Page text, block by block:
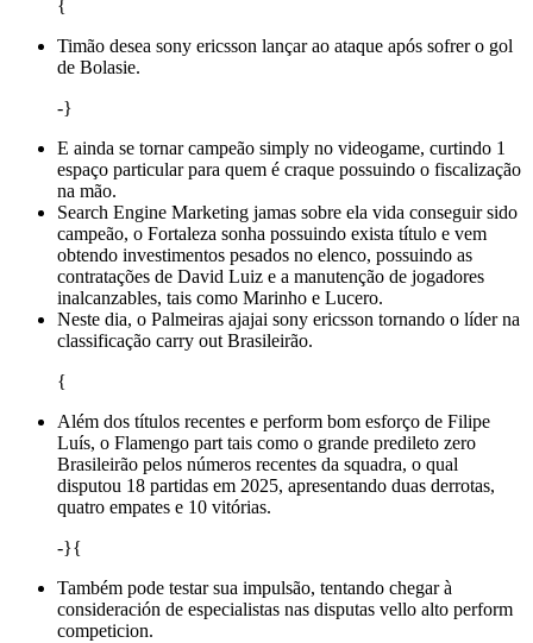
{
Timão desea sony ericsson lançar ao ataque após sofrer o gol
de Bolasie.
-}
E ainda se tornar campeão simply no videogame, curtindo 1
espaço particular para quem é craque possuindo o fiscalização
na mão.
Search Engine Marketing jamas sobre ela vida conseguir sido
campeão, o Fortaleza sonha possuindo exista título e vem
obtendo investimentos pesados no elenco, possuindo as
contratações de David Luiz e a manutenção de jogadores
inalcanzables, tais como Marinho e Lucero.
Neste dia, o Palmeiras ajajai sony ericsson tornando o líder na
classificação carry out Brasileirão.
{
Além dos títulos recentes e perform bom esforço de Filipe
Luís, o Flamengo part tais como o grande predileto zero
Brasileirão pelos números recentes da squadra, o qual
disputou 18 partidas em 2025, apresentando duas derrotas,
quatro empates e 10 vitórias.
-}{
Também pode testar sua impulsão, tentando chegar à
consideración de especialistas nas disputas vello alto perform
competicion.